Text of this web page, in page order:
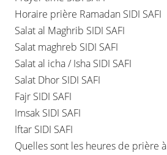
Horaire prière Ramadan SIDI SAFI
Salat al Maghrib SIDI SAFI
Salat maghreb SIDI SAFI
Salat al icha / Isha SIDI SAFI
Salat Dhor SIDI SAFI
Fajr SIDI SAFI
Imsak SIDI SAFI
Iftar SIDI SAFI
Quelles sont les heures de prière à